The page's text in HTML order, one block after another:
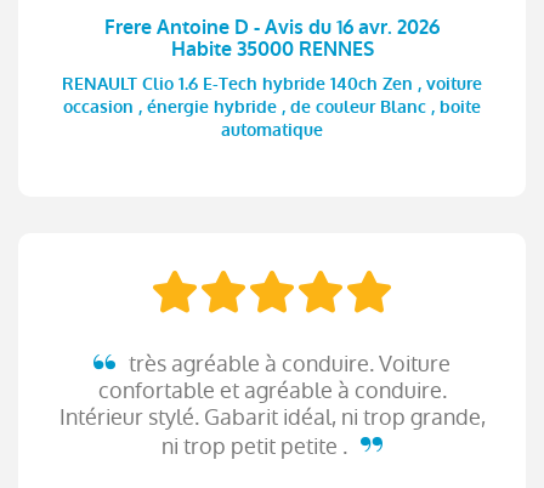
Frere Antoine D - Avis du 16 avr. 2026
Habite 35000 RENNES
RENAULT Clio 1.6 E-Tech hybride 140ch Zen , voiture
occasion , énergie hybride , de couleur Blanc , boite
automatique
très agréable à conduire. Voiture
confortable et agréable à conduire.
Intérieur stylé. Gabarit idéal, ni trop grande,
ni trop petit petite .